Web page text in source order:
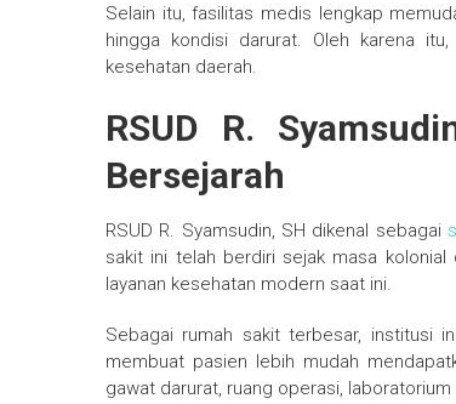
Selain itu, fasilitas medis lengkap
hingga kondisi darurat. Oleh karena
kesehatan daerah.
RSUD R.
Bersejarah
RSUD R. Syamsudin, SH dikenal sebagai
sakit ini telah berdiri sejak masa
layanan kesehatan modern saat ini.
Sebagai rumah sakit terbesar, institusi
membuat pasien lebih mudah
gawat darurat, ruang operasi,